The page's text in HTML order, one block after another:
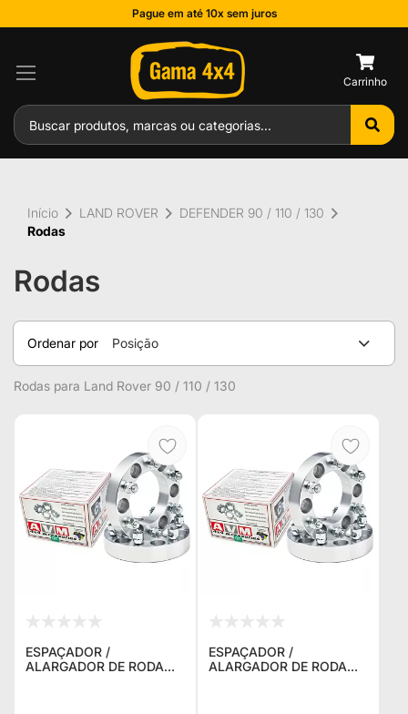
Pague em até 10x sem juros
Rodas
Ordenar por Posição
Rodas para Land Rover 90 / 110 / 130
ESPAÇADOR /
ALARGADOR DE RODA
ESPAÇADOR /
ALARGADOR DE RODA
Início LAND ROVER
DEFENDER 90 / 110 / 130
Rodas